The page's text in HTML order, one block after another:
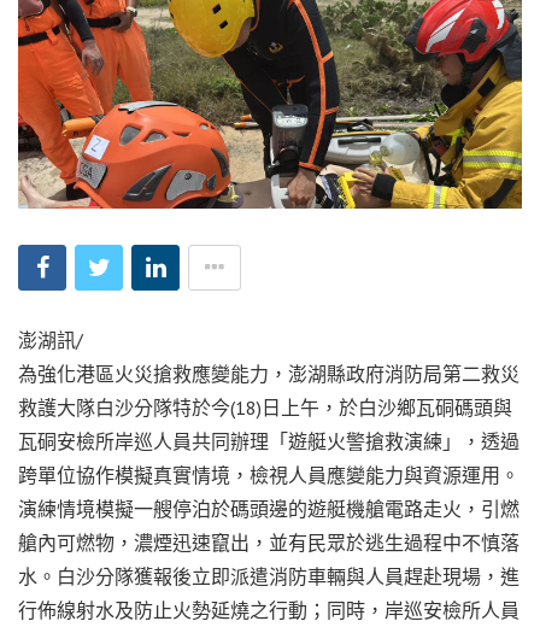
澎湖訊/
為強化港區火災搶救應變能力，澎湖縣政府消防局第二救災
救護大隊白沙分隊特於今(18)日上午，於白沙鄉瓦硐碼頭與
瓦硐安檢所岸巡人員共同辦理「遊艇火警搶救演練」，透過
跨單位協作模擬真實情境，檢視人員應變能力與資源運用。
演練情境模擬一艘停泊於碼頭邊的遊艇機艙電路走火，引燃
艙內可燃物，濃煙迅速竄出，並有民眾於逃生過程中不慎落
水。白沙分隊獲報後立即派遣消防車輛與人員趕赴現場，進
行佈線射水及防止火勢延燒之行動；同時，岸巡安檢所人員